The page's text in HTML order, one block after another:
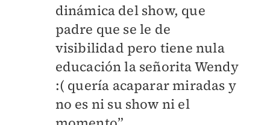
dinámica del show, que
padre que se le de
visibilidad pero tiene nula
educación la señorita Wendy
:( quería acaparar miradas y
no es ni su show ni el